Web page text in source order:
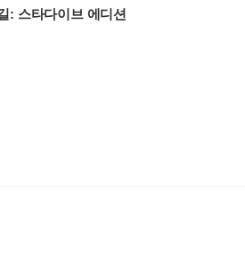
: 스타다이브 에디션